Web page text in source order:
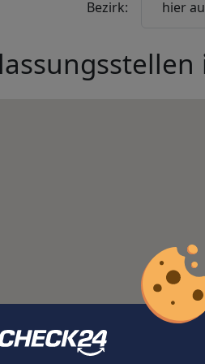
Bezirk: hier